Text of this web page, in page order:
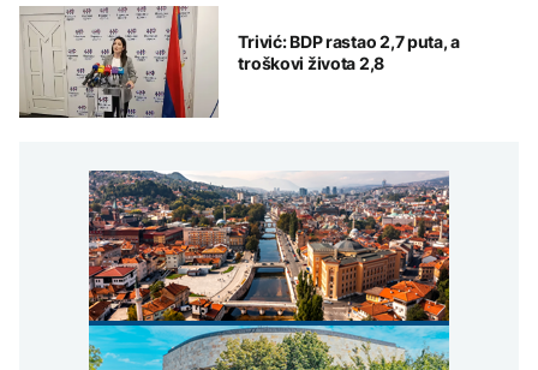
Trivić: BDP rastao 2,7 puta, a
troškovi života 2,8